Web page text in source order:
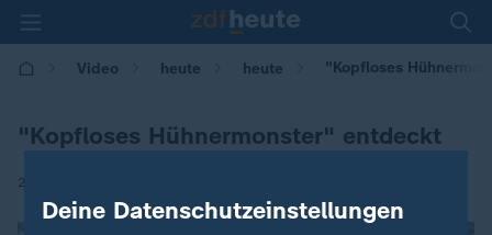
Video heute heute "Kopfloses
"Kopfloses Hühnermonster" entdeckt
21.10.2018 | 16:21
Deine Datenschutzeinstellungen